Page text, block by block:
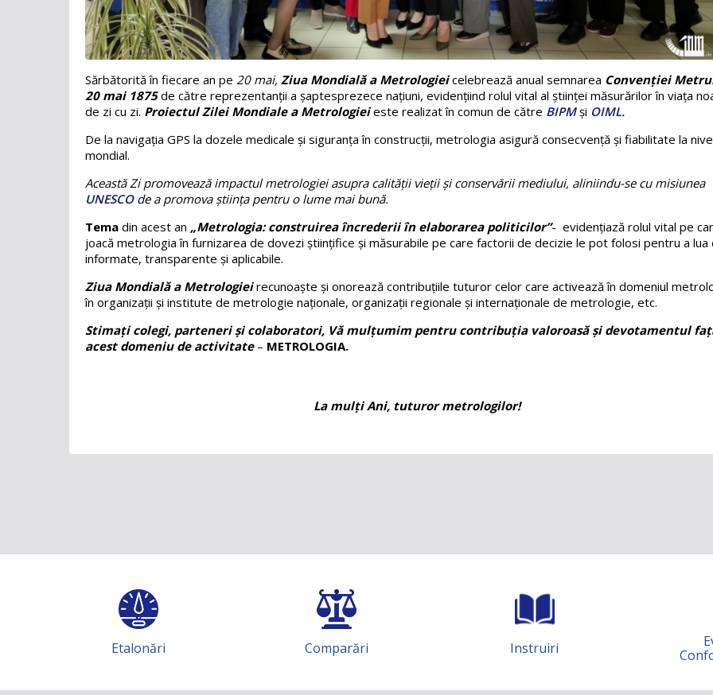
Sărbătorită în fiecare an pe 20 mai, Ziua Mondială a Metrologieicelebrează anual semnarea Convenției
20 mai 1875 de către reprezentanții a șaptesprezece națiuni, evidențiind rolul vital al științei măsurărilor în viața
de zi cu zi. Proiectul Zilei Mondiale a Metrologiei este realizat în comun de către BIPM și OIML.
De la navigația GPS la dozele medicale și siguranța în construcții, metrologia asigură consecvență și fiabilitate la
mondial.
Această Zi promovează impactul metrologiei asupra calității vieții și conservării mediului, aliniindu-se cu misiunea
UNESCOde a promova știința pentru o lume mai bună.
Tema din acest an „Metrologia: construirea încrederii în elaborarea politicilor”- evidențiază rolul vital pe
joacă metrologia în furnizarea de dovezi științifice și măsurabile pe care factorii de decizie le pot folosi pentru a lua
informate, transparente și aplicabile.
Ziua Mondială a Metrologieirecunoaște și onorează contribuțiile tuturor celor care activează în domeniul
în organizații și institute de metrologie naționale, organizații regionale și internaționale de metrologie, etc.
Stimați colegi, parteneri și colaboratori, Vă mulțumim pentru contribuția valoroasă și devotamentul
acest domeniu de activitate – METROLOGIA.
La mulți Ani, tuturor metrologilor!
Comparări Instruiri
Evaluarea
Conformității MM